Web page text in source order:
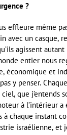
?
effleure même
avec un casque,
agissent
entier nous
économique et
y penser.
que j’entends
à l’intérieur
à chaque instant
israélienne, et